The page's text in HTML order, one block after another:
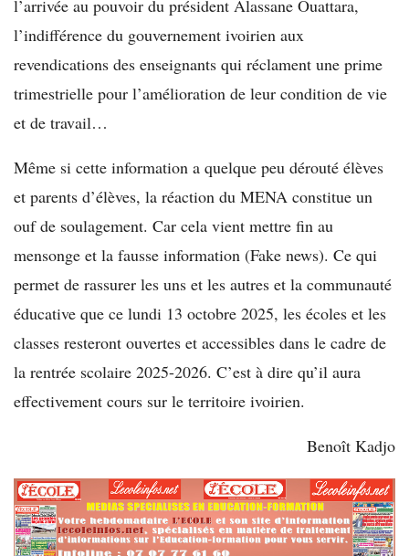
l’arrivée au pouvoir du président Alassane Ouattara,
l’indifférence du gouvernement ivoirien aux
revendications des enseignants qui réclament une prime
trimestrielle pour l’amélioration de leur condition de vie
et de travail…
Même si cette information a quelque peu dérouté élèves
et parents d’élèves, la réaction du MENA constitue un
ouf de soulagement. Car cela vient mettre fin au
mensonge et la fausse information (Fake news). Ce qui
permet de rassurer les uns et les autres et la communauté
éducative que ce lundi 13 octobre 2025, les écoles et les
classes resteront ouvertes et accessibles dans le cadre de
la rentrée scolaire 2025-2026. C’est à dire qu’il aura
effectivement cours sur le territoire ivoirien.
Benoît Kadjo